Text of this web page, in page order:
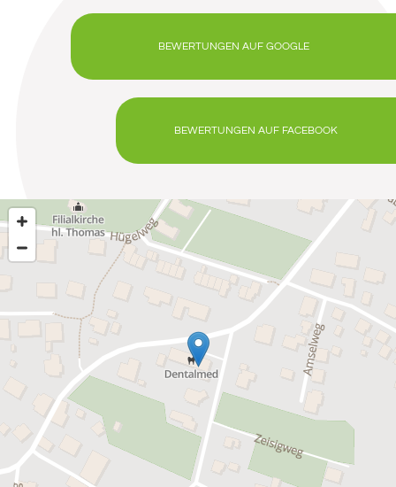
BEWERTUNGEN AUF GOOGLE
BEWERTUNGEN AUF FACEBOOK